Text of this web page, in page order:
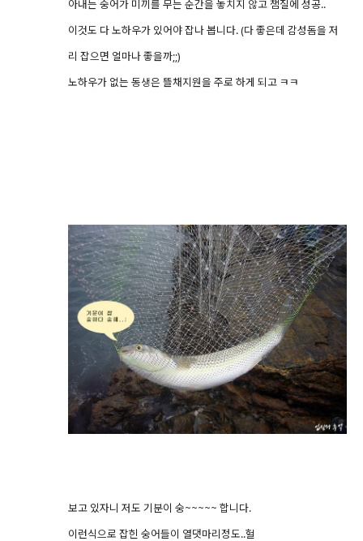
아내는 숭어가 미끼를 무는 순간을 놓치지 않고 챔질에 성공..
이것도 다 노하우가 있어야 잡나 봅니다. (다 좋은데 감성돔을 저
리 잡으면 얼마나 좋을까;;)
노하우가 없는 동생은 뜰채지원을 주로 하게 되고 ㅋㅋ
보고 있자니 저도 기분이 숭~~~~~ 합니다.
이런식으로 잡힌 숭어들이 열댓마리정도..헐